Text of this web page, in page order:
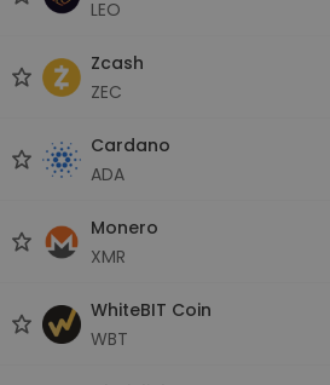
LEO
Zcash
ZEC
Cardano
ADA
Monero
XMR
WhiteBIT Coin
WBT